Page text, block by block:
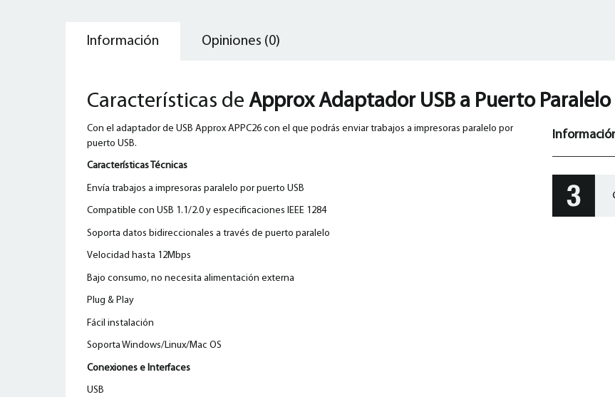
Información Opiniones (0)
Características de Approx Adaptador USB a Puerto Paralelo
Con el adaptador de USB Approx APPC26 con el que podrás enviar trabajos a impresoras paralelo por
puerto USB.
Características Técnicas
Envía trabajos a impresoras paralelo por puerto USB
Compatible con USB 1.1/2.0 y especificaciones IEEE 1284
Soporta datos bidireccionales a través de puerto paralelo
Velocidad hasta 12Mbps
Bajo consumo, no necesita alimentación externa
Plug & Play
Fácil instalación
Soporta Windows/Linux/Mac OS
Conexiones e Interfaces
USB